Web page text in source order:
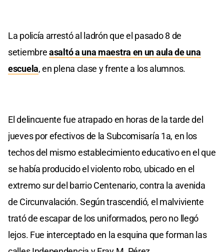
La policía arrestó al ladrón que el pasado 8 de
setiembreasaltó a una maestra en un aula de una
escuela, en plena clase y frente a los alumnos.
El delincuente fue atrapado en horas de la tarde del
jueves por efectivos de la Subcomisaría 1a, en los
techos del mismo establecimiento educativo en el que
se había producido el violento robo, ubicado en el
extremo sur del barrio Centenario, contra la avenida
de Circunvalación. Según trascendió, el malviviente
trató de escapar de los uniformados, pero no llegó
lejos. Fue interceptado en la esquina que forman las